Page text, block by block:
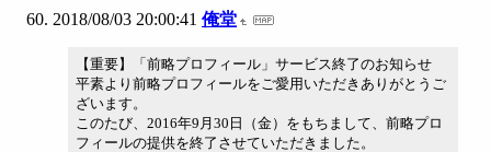
2018/08/03 20:00:41 俺堂
【重要】「前略プロフィール」サービス終了のお知らせ
平素より前略プロフィールをご愛用いただきありがとうご
ざいます。
このたび、2016年9月30日（金）をもちまして、前略プロ
フィールの提供を終了させていただきました。